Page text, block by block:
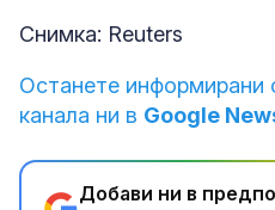
Снимка: Reuters
Останете информирани
канала ни в Google
Добави ни в